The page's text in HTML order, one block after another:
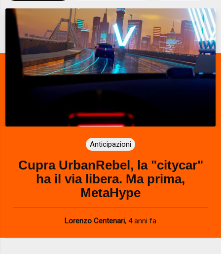
Anticipazioni
Cupra UrbanRebel, la "citycar"
ha il via libera. Ma prima,
MetaHype
Lorenzo Centenari, 4 anni fa